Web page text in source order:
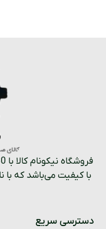
با کیفیت می‌باشد که با
دسترسی سریع